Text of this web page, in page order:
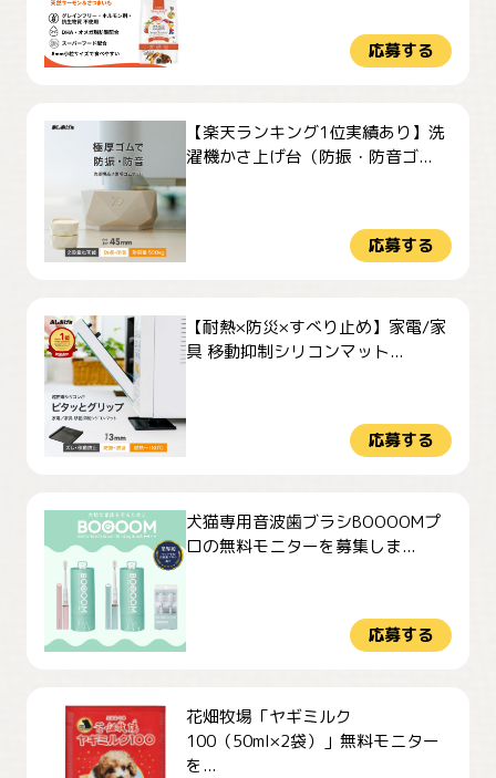
応募する
【楽天ランキング1位実績あり】洗
濯機かさ上げ台（防振・防音ゴ...
応募する
【耐熱×防災×すべり止め】家電/家
具 移動抑制シリコンマット...
応募する
犬猫専用音波歯ブラシBOOOOMプ
ロの無料モニターを募集しま...
応募する
花畑牧場「ヤギミルク
100（50ml×2袋）」無料モニター
を...